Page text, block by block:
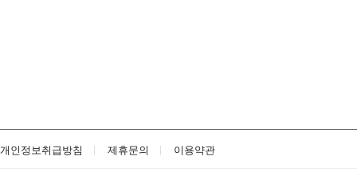
개인정보취급방침 제휴문의 이용약관